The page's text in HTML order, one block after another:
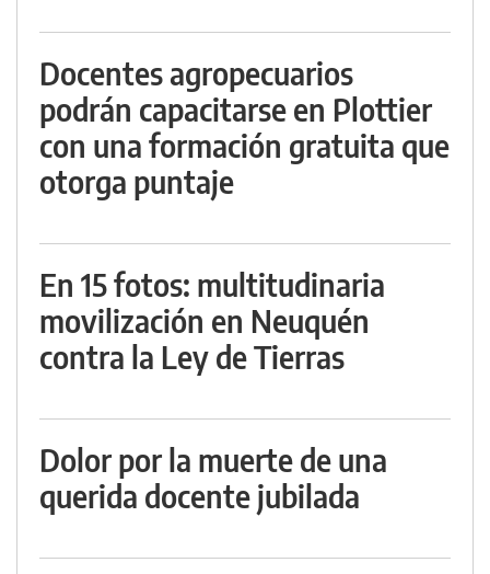
Docentes agropecuarios
podrán capacitarse en Plottier
con una formación gratuita que
otorga puntaje
En 15 fotos: multitudinaria
movilización en Neuquén
contra la Ley de Tierras
Dolor por la muerte de una
querida docente jubilada